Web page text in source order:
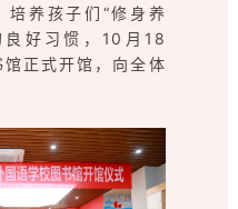
培养孩子们“修身养
良好习惯，10月18
正式开馆，向全体